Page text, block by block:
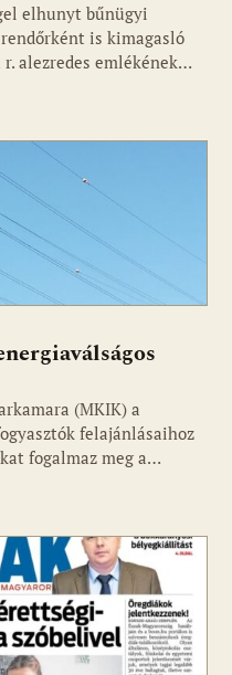
elhunyt bűnügyi
is kimagasló
alezredes emlékének…
(MKIK) a
felajánlásaihoz
fogalmaz meg a…